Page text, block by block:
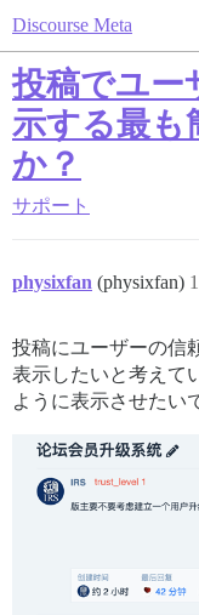
Discourse Meta
投稿でユー
示する最も
か？
サポート
physixfan (physixfan) 1
投稿にユーザーの信
表示したいと考えて
ように表示させたい